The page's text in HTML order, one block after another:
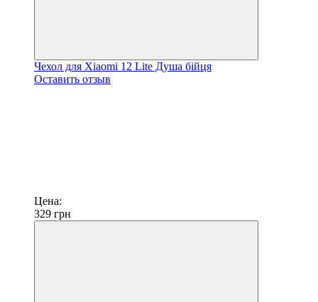
Чехол для Xiaomi 12 Lite Душа бійця
Оставить отзыв
Цена:
329 грн